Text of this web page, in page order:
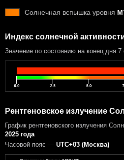
Солнечная вспышка уровня
Индекс солнечной
Значение по состоянию на конец дня
Рентгеновское излучение
График рентгеновского излучения
2025 года
Часовой пояс — UTC+03 (Москва)